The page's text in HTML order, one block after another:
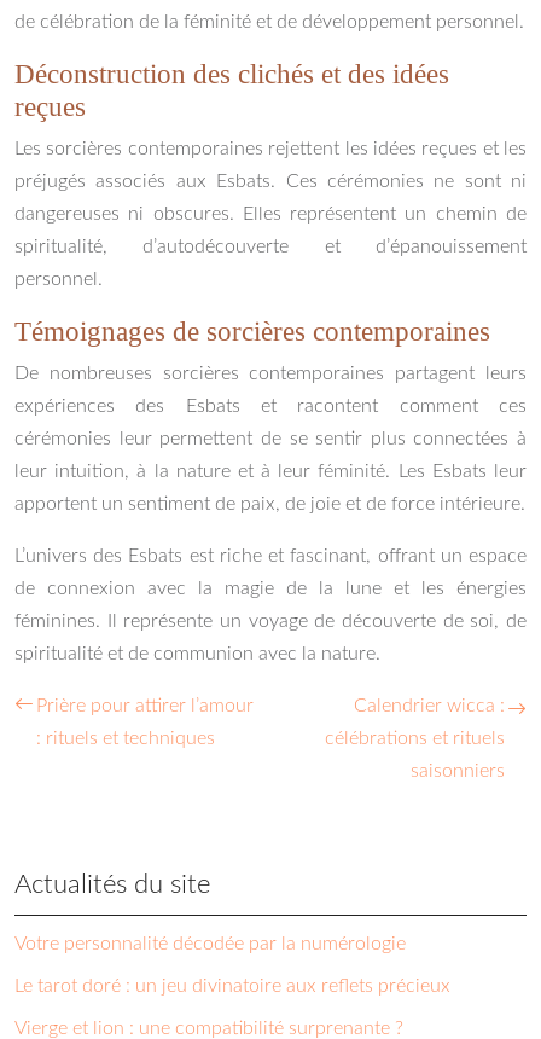
de célébration de la féminité et de développement personnel.
Déconstruction des clichés et des idées
reçues
Les sorcières contemporaines rejettent les idées reçues et les
préjugés associés aux Esbats. Ces cérémonies ne sont ni
dangereuses ni obscures. Elles représentent un chemin de
spiritualité, d’autodécouverte et d’épanouissement
personnel.
Témoignages de sorcières contemporaines
De nombreuses sorcières contemporaines partagent leurs
expériences des Esbats et racontent comment ces
cérémonies leur permettent de se sentir plus connectées à
leur intuition, à la nature et à leur féminité. Les Esbats leur
apportent un sentiment de paix, de joie et de force intérieure.
L’univers des Esbats est riche et fascinant, offrant un espace
de connexion avec la magie de la lune et les énergies
féminines. Il représente un voyage de découverte de soi, de
spiritualité et de communion avec la nature.
Prière pour attirer l’amour
: rituels et techniques
Calendrier wicca :
célébrations et rituels
saisonniers
Actualités du site
Votre personnalité décodée par la numérologie
Le tarot doré : un jeu divinatoire aux reflets précieux
Vierge et lion : une compatibilité surprenante ?